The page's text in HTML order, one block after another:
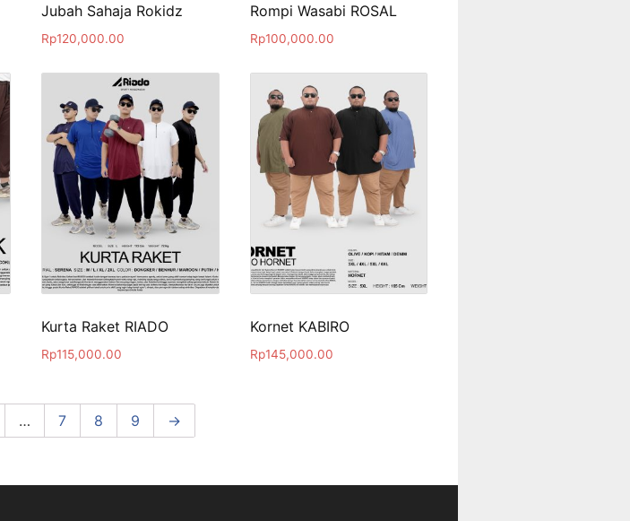
Jubah Sahaja Rokidz
Rp120,000.00
Rompi Wasabi ROSAL
Rp100,000.00
Kurta Raket RIADO
Rp115,000.00
Kornet KABIRO
Rp145,000.00
… 7 8 9 →